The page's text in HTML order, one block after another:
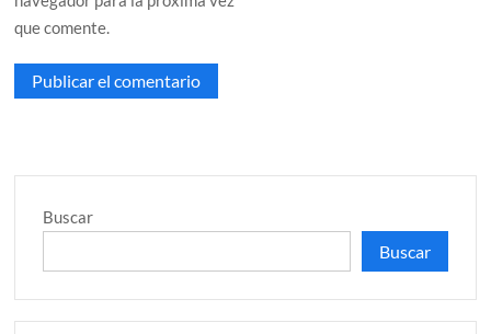
que comente.
Buscar
Buscar